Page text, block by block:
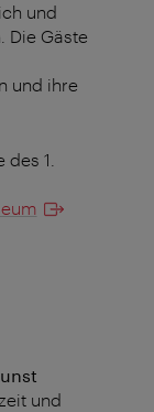
und
Die Gäste
und ihre
1.
und